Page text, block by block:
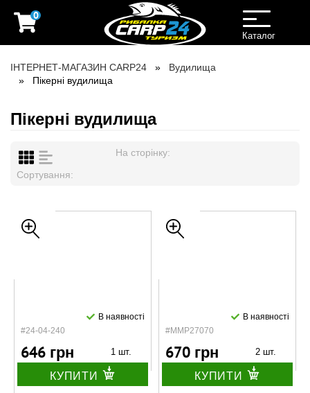
0
Toggle
navigation
Каталог
ІНТЕРНЕТ-МАГАЗИН CARP24
Вудилища
Пікерні вудилища
Пікерні вудилища
На сторінку:
Сортування:
#24-04-240
В наявності
646 грн 1 шт.
КУПИТИ
#MMP27070
В наявності
670 грн 2 шт.
КУПИТИ